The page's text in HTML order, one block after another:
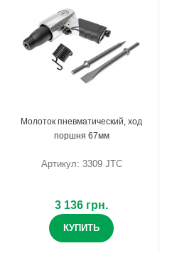
Молоток пневматический, ход
поршня 67мм
Артикул: 3309 JTC
3 136 грн.
КУПИТЬ